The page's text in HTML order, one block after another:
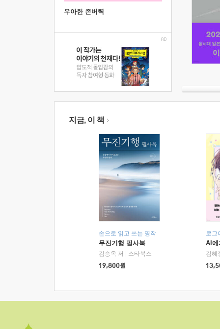
우아한 존버력
지금, 이 책
손으로 읽고 쓰는 명작
무진기행 필사북
김승옥 저
스타북스
19,800원
로그
AI에
김혜